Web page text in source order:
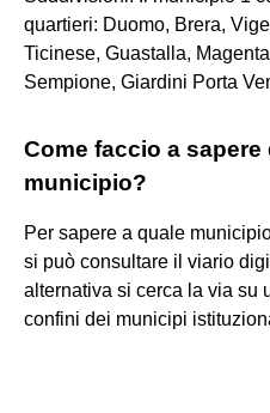
quartieri: Duomo, Brera,
Ticinese, Guastalla,
Sempione, Giardini Porta
Come faccio a sapere
municipio?
Per sapere a quale
si può consultare il viario
alternativa si cerca la via su
confini dei municipi